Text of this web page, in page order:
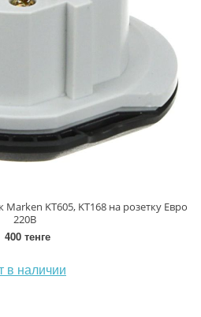
KT605, KT168 на розетку Евро
220В
400 тенге
в наличии